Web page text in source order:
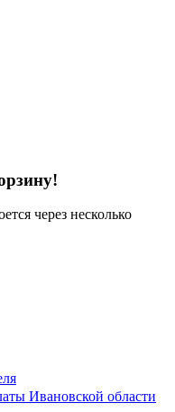
через несколько
Ивановской области